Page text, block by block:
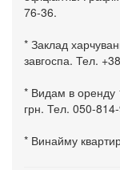
76-36.
* Заклад
завгоспа. Тел.
* Видам в оренду
грн. Тел. 050-
* Винайму